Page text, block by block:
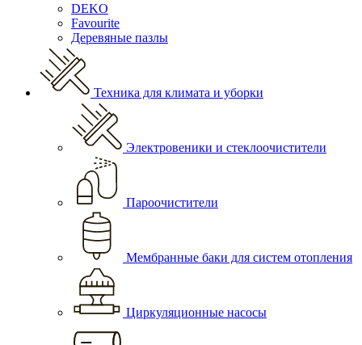
DEKO
Favourite
Деревяные пазлы
Техника для климата и уборки
Электровеники и стеклоочистители
Пароочистители
Мембранные баки для систем отопления
Циркуляционные насосы